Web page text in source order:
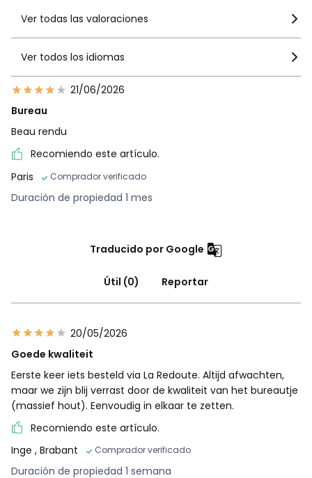
Ver todas las valoraciones
Ver todos los idiomas
21/06/2026
Bureau
Beau rendu
Recomiendo este artículo.
Paris
Comprador verificado
Duración de propiedad 1 mes
Traducido por Google
Útil (0) Reportar
20/05/2026
Goede kwaliteit
Eerste keer iets besteld via La Redoute. Altijd afwachten,
maar we zijn blij verrast door de kwaliteit van het bureautje
(massief hout). Eenvoudig in elkaar te zetten.
Recomiendo este artículo.
Inge , Brabant Comprador verificado
Duración de propiedad 1 semana